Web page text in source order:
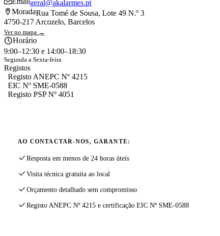
geral@akalarmes.pt
MoradaRua Tomé de Sousa, Lote 49 N.º 3
4750-217 Arcozelo, Barcelos
Ver no mapa →
Horário
9:00–12:30 e 14:00–18:30
Segunda a Sexta-feira
Registos
Registo ANEPC Nº 4215
EIC Nº SME-0588
Registo PSP Nº 4051
AO CONTACTAR-NOS, GARANTE:
Resposta em menos de 24 horas úteis
Visita técnica gratuita ao local
Orçamento detalhado sem compromisso
Registo ANEPC Nº 4215 e certificação EIC Nº SME-0588